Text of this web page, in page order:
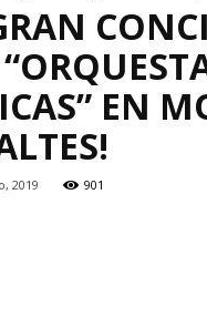
EN
2019 901